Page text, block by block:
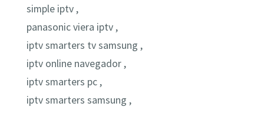
simple iptv ,
panasonic viera iptv ,
iptv smarters tv samsung ,
iptv online navegador ,
iptv smarters pc ,
iptv smarters samsung ,